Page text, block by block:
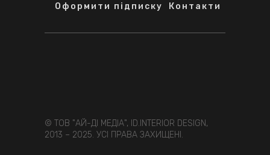
Оформити підписку Контакти
© ТОВ "АЙ-ДІ МЕДІА", ID.INTERIOR DESIGN,
2013 – 2025. УСІ ПРАВА ЗАХИЩЕНІ.